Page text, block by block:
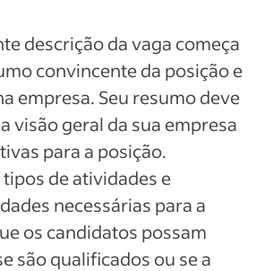
descrição da vaga começa
convincente da posição e
empresa. Seu resumo deve
visão geral da sua empresa
para a posição.
de atividades e
necessárias para a
os candidatos possam
são qualificados ou se a